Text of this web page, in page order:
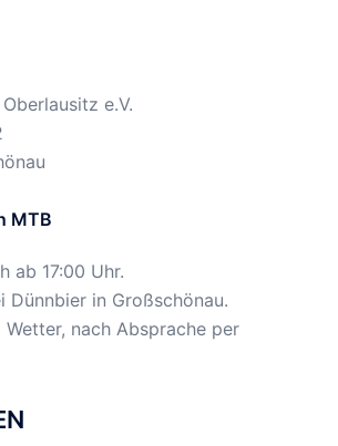
e.V.
MTB
ab 17:00 Uhr.
Dünnbier in Großschönau.
Wetter, nach Absprache per